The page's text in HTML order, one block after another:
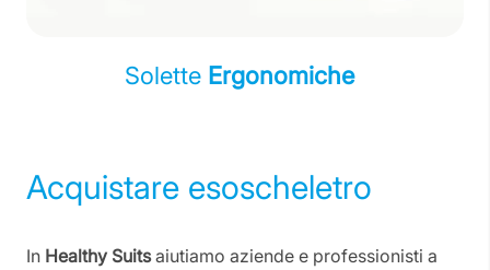
Solette Ergonomiche
Acquistare esoscheletro
In Healthy Suitsaiutiamo aziende e professionisti a